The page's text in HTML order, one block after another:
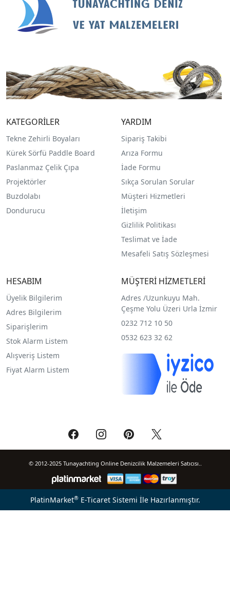
KATEGORİLER
Tekne Zehirli Boyaları
Kürek Sörfü Paddle Board
Paslanmaz Çelik Çıpa
Projektörler
Buzdolabı
Dondurucu
YARDIM
Sipariş Takibi
Arıza Formu
İade Formu
Sıkça Sorulan Sorular
Müşteri Hizmetleri
İletişim
Gizlilik Politikası
Teslimat ve İade
Mesafeli Satış Sözleşmesi
HESABIM
Üyelik Bilgilerim
Adres Bilgilerim
Siparişlerim
Stok Alarm Listem
Alışveriş Listem
Fiyat Alarm Listem
MÜŞTERİ HİZMETLERİ
Adres /Uzunkuyu Mah.
Çeşme Yolu Üzeri Urla İzmir
0232 712 10 50
0532 623 32 62
© 2012-2025 Tunayachting Online Denizcilik Malzemeleri Satıcısı..
PlatinMarket®E-Ticaret Sistemi İle Hazırlanmıştır.